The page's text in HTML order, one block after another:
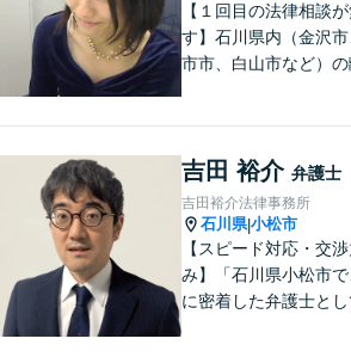
【１回目の法律相談
す】石川県内（金沢市
市市、白山市など）の
のお悩みも、女性の弁
相談にのることができ
【女性弁護士在籍】
吉田 裕介 弁護士
吉田裕介法律事務所
石川県|小松市
【スピード対応・交
み】「石川県小松市
に密着した弁護士とし